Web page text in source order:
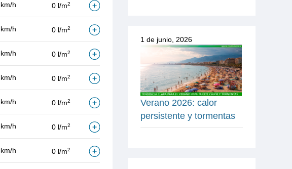
h 0 l/m2
h 0 l/m2
h 0 l/m2
h 0 l/m2
h 0 l/m2
h 0 l/m2
h 0 l/m2
1 de junio, 2026
Verano 2026: calor
persistente y tormentas